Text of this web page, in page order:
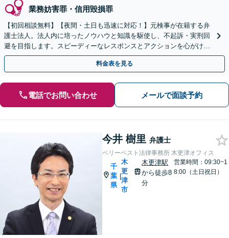
業務妨害罪・信用毀損罪
【初回相談無料】【夜間・土日も迅速に対応！】元検事が在籍する弁
護士法人。法人内に培ったノウハウと知識を駆使し、不起訴・実刑回
避を目指します。スピーディーなレスポンスとアクションを心がけ、
最善の解決を目指します【電話相談可】
料金表を見る
電話でお問い合わせ メールで面談予約
今井 樹里 弁護士
ベリーベスト法律事務所 木更津オフィス
千
葉
県
|
木
更
津
市
木更津駅
から徒歩8
分
営業時間：09:30~1
8:00（土日祝日）